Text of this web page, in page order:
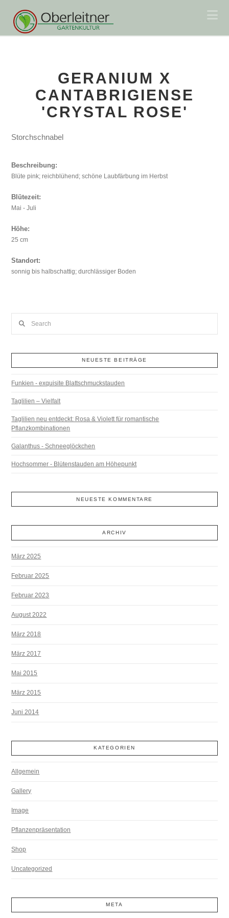
GERANIUM X
CANTABRIGIENSE
'CRYSTAL ROSE'
Storchschnabel
Beschreibung:
Blüte pink; reichblühend; schöne Laubfärbung im Herbst
Blütezeit:
Mai - Juli
Höhe:
25 cm
Standort:
sonnig bis halbschattig; durchlässiger Boden
NEUESTE BEITRÄGE
Funkien - exquisite Blattschmuckstauden
Taglilien – Vielfalt
Taglilien neu entdeckt: Rosa & Violett für romantische
Pflanzkombinationen
Galanthus - Schneeglöckchen
Hochsommer - Blütenstauden am Höhepunkt
NEUESTE KOMMENTARE
ARCHIV
März 2025
Februar 2025
Februar 2023
August 2022
März 2018
März 2017
Mai 2015
März 2015
Juni 2014
KATEGORIEN
Allgemein
Gallery
Image
Pflanzenpräsentation
Shop
Uncategorized
META